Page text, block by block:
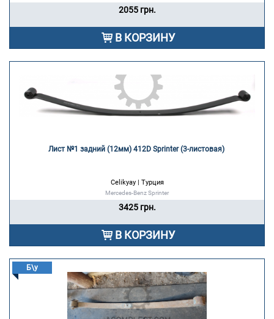
2055 грн.
В КОРЗИНУ
Лист №1 задний (12мм) 412D Sprinter (3-листовая)
Celikyay | Турция
Mercedes-Benz Sprinter
3425 грн.
В КОРЗИНУ
Б\у